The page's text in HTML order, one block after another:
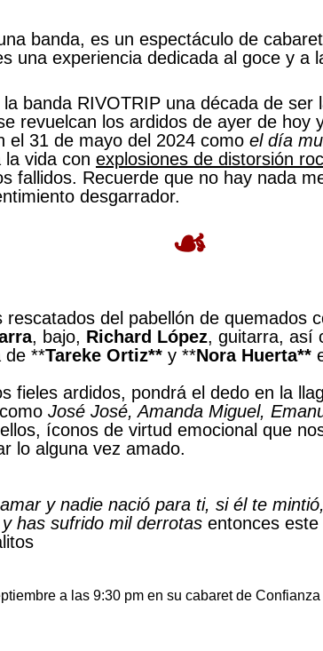
banda, es un espectáculo de
una experiencia dedicada al goce y a
banda RIVOTRIP una década de ser
revuelcan los ardidos de ayer de hoy
el 31 de mayo del 2024 como el día
vida con explosiones de distorsión
fallidos. Recuerde que no hay nada
desgarrador.
☙
del pabellón de quemados
, bajo, Richard López, guitarra, así
de **Tareke Ortiz** y **Nora Huerta**
fieles ardidos, pondrá el dedo en la
José José, Amanda Miguel,
íconos de virtud emocional que
lo alguna vez amado.
y nadie nació para ti, si él te
has sufrido mil derrotas entonces este
a las 9:30 pm en su cabaret de